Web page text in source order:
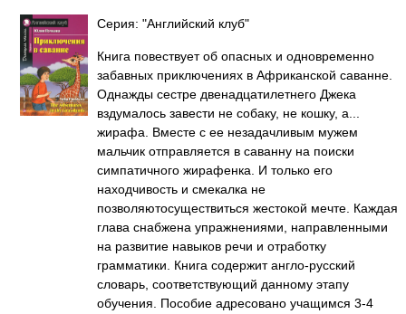
Серия: "Английский клуб"
Книга повествует об опасных и одновременно
забавных приключениях в Африканской саванне.
Однажды сестре двенадцатилетнего Джека
вздумалось завести не собаку, не кошку, а...
жирафа. Вместе с ее незадачливым мужем
мальчик отправляется в саванну на поиски
симпатичного жирафенка. И только его
находчивость и смекалка не
позволяютосуществиться жестокой мечте. Каждая
глава снабжена упражнениями, направленными
на развитие навыков речи и отработку
грамматики. Книга содержит англо-русский
словарь, соответствующий данному этапу
обучения. Пособие адресовано учащимся 3-4